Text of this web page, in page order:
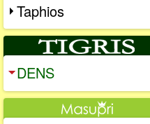
Taphios
DENS